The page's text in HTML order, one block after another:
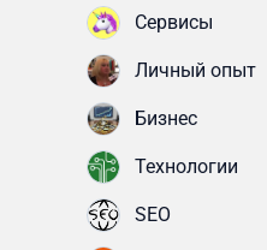
Сервисы
Личный опыт
Бизнес
Технологии
SEO